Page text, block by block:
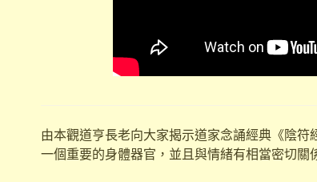
由本觀道亨長老向大家揭示道家念誦經典《陰
一個重要的身體器官，並且與情緒有相當密切關